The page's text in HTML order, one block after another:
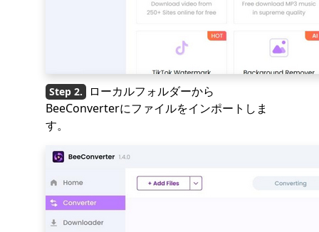
ローカルフォルダーから
BeeConverterにファイルをインポートしま
す。